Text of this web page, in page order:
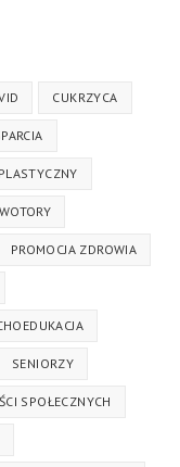
CUKRZYCA
PROMOCJA ZDROWIA
SENIORZY
SPOŁECZNYCH